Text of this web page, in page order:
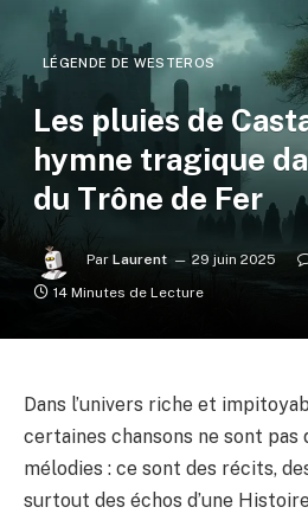
LÉGENDE DE WESTEROS
Les pluies de
hymne tragique
du Trône de Fer
Par Laurent 29 juin 2025
14 Minutes de Lecture
Dans l’univers riche et
certaines chansons ne sont pas
mélodies : ce sont des récits,
surtout des échos d’une